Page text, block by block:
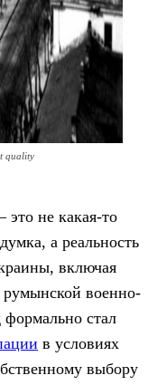
quality
это не какая-то
а реальность
включая
румынской военно-
формально стал
в условиях
выбору